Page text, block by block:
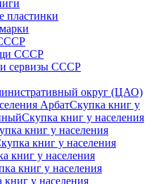
пластинки
СССР
и сервизы СССР
округ (ЦАО)
АрбатСкупка книг у
Скупка книг у населения
книг у населения
книг у населения
книг у населения
книг у населения
книг у населения